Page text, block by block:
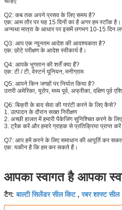
Q2: कब तक अपने प्रसव के लिए समय है?
एक: आम तौर पर यह 15 दिनों का है अगर हम स्टॉक है।
अन्यथा मात्रा के आधार पर इसमें लगभग 10-15 दिन
Q3: आप एक न्यूनतम आदेश की आवश्यकता है?
एक: छोटे परीक्षण के आदेश स्वीकार्य है।
Q4: आपके भुगतान की शर्तें क्या हैं?
एक: टी / टी, वेस्टर्न यूनियन, मनीग्राम
Q5: आपने किन जगहों पर निर्यात किया है?
उत्तरी अमेरिका, यूरोप, मध्य पूर्व, अफ्रीका, दक्षिण पूर्व
Q6: बिक्री के बाद सेवा की गारंटी करने के लिए कैसे?
1. उत्पादन के दौरान सख्त निरीक्षण
2. अच्छी हालत में हमारी पैकेजिंग सुनिश्चित करने के
3. ट्रैक करें और हमारे ग्राहक से प्रतिक्रिया प्राप्त करें
Q7: आप हमें करने के लिए समाधान की आपूर्ति कर
एक: यकीन है कि हम कर सकते हैं।
आपका स्वागत है आपका
टैग:बाल्टी सिलेंडर सील किट,रबर शाफ्ट सील